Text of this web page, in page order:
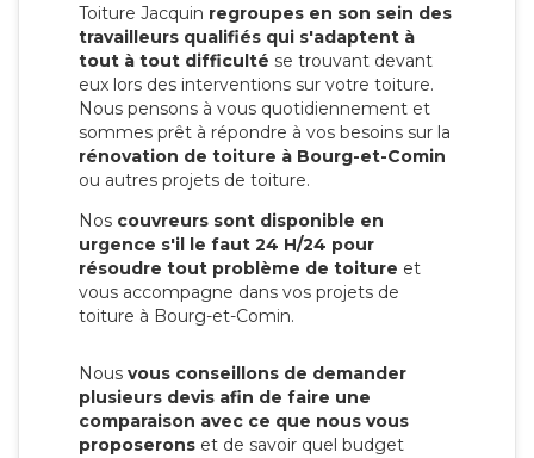
Toiture Jacquin regroupes en son sein des
travailleurs qualifiés qui s'adaptent à
tout à tout difficulté se trouvant devant
eux lors des interventions sur votre toiture.
Nous pensons à vous quotidiennement et
sommes prêt à répondre à vos besoins sur la
rénovation de toiture à Bourg-et-Comin
ou autres projets de toiture.
Nos couvreurs sont disponible en
urgence s'il le faut 24 H/24 pour
résoudre tout problème de toiture et
vous accompagne dans vos projets de
toiture à Bourg-et-Comin.
Nous vous conseillons de demander
plusieurs devis afin de faire une
comparaison avec ce que nous vous
proposerons et de savoir quel budget